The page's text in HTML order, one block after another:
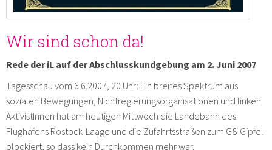
Wir sind schon da!
Rede der iL auf der Abschlusskundgebung am 2. Juni 2007
Tagesschau vom 6.6.2007, 20 Uhr: Ein breites Spektrum aus
sozialen Bewegungen, Nichtregierungsorganisationen und linken
AktivistInnen hat am heutigen Mittwoch die Landebahn des
Flughafens Rostock-Laage und die Zufahrtsstraßen zum G8-Gipfel
blockiert, so dass kein Durchkommen mehr war.